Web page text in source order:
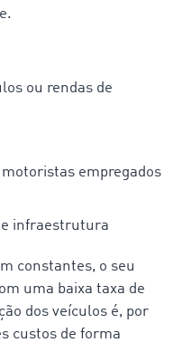
ou rendas de
empregados
infraestrutura
constantes, o seu
uma baixa taxa de
dos veículos é, por
custos de forma